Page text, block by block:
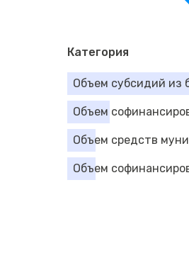
Категория
Объем субсидий из
Объем
Объем средств
Объем